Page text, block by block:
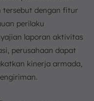
tersebut dengan fitur
perilaku
laporan aktivitas
perusahaan dapat
kinerja armada,